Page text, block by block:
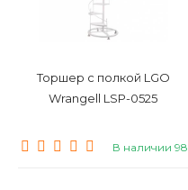
Торшер с полкой LGO
Wrangell LSP-0525
В наличии 98